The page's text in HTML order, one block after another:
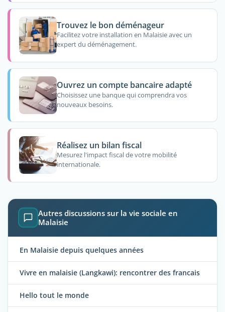
Trouvez le bon déménageur
Facilitez votre installation en Malaisie avec un
expert du déménagement.
Ouvrez un compte bancaire adapté
Choisissez une banque qui comprendra vos
nouveaux besoins.
Réalisez un bilan fiscal
Mesurez l'impact fiscal de votre mobilité
internationale.
Autres discussions sur la vie sociale en
Malaisie
En Malaisie depuis quelques années
Vivre en malaisie (Langkawi): rencontrer des francais
Hello tout le monde